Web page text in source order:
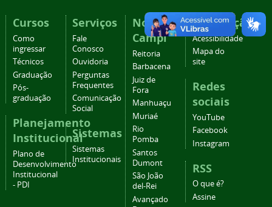
Cursos
Como
ingressar
Técnicos
Graduação
Pós-
graduação
Planejamento
Institucional
Plano de
Desenvolvimento
Institucional
- PDI
Serviços
Fale
Conosco
Ouvidoria
Perguntas
Frequentes
Comunicação
Social
Sistemas
Sistemas
Institucionais
Nossos
Campi
Reitoria
Barbacena
Juiz de
Fora
Manhuaçu
Muriaé
Rio
Pomba
Santos
Dumont
São João
del-Rei
Avançado
Navegação
Acessibilidade
Mapa do
site
Redes
sociais
YouTube
Facebook
Instagram
RSS
O que é?
Assine